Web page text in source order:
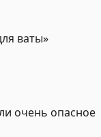
ваты»
очень опасное